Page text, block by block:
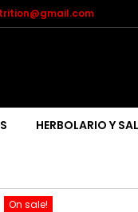
HERBOLARIO Y
On sale!